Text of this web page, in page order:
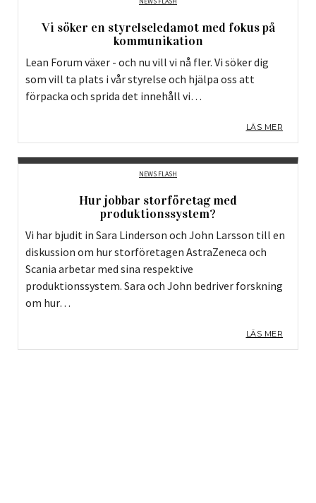
Vi söker en styrelseledamot med fokus på
kommunikation
Lean Forum växer - och nu vill vi nå fler. Vi söker dig
som vill ta plats i vår styrelse och hjälpa oss att
förpacka och sprida det innehåll vi…
LÄS MER
NEWS FLASH
Hur jobbar storföretag med
produktionssystem?
Vi har bjudit in Sara Linderson och John Larsson till en
diskussion om hur storföretagen AstraZeneca och
Scania arbetar med sina respektive
produktionssystem. Sara och John bedriver forskning
om hur…
LÄS MER